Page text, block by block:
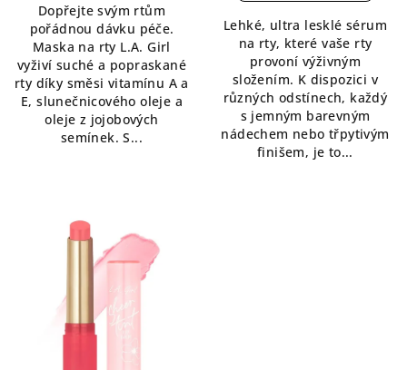
Dopřejte svým rtům
pořádnou dávku péče.
Maska na rty L.A. Girl
vyživí suché a popraskané
rty díky směsi vitamínu A a
E, slunečnicového oleje a
oleje z jojobových
semínek. S...
z
5
hvězdiček.
Lehké, ultra lesklé sérum
na rty, které vaše rty
provoní výživným
složením. K dispozici v
různých odstínech, každý
s jemným barevným
nádechem nebo třpytivým
finišem, je to...